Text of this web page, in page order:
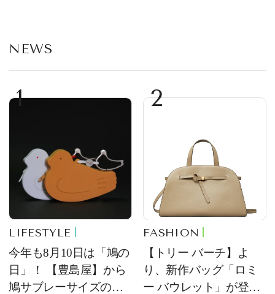
NEWS
1
LIFESTYLE
今年も8月10日は「鳩の
日」！ 【豊島屋】から
鳩サブレーサイズのポ
2
FASHION
【トリー バーチ】よ
り、新作バッグ「ロミ
ー バウレット」が登